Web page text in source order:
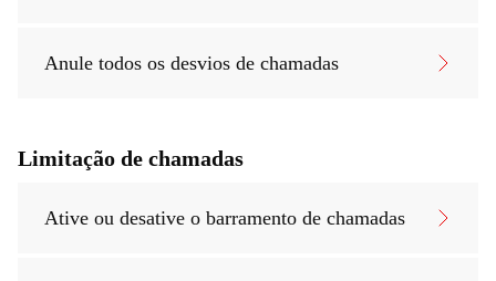
Anule todos os desvios de chamadas
Limitação de chamadas
Ative ou desative o barramento de chamadas